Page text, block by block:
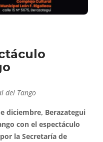
del Tango
diciembre, Berazategui
con el espectáculo
la Secretaría de